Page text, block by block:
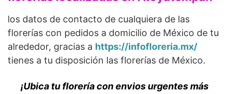
los datos de contacto de cualquiera de las
florerías con pedidos a domicilio de México de tu
alrededor, gracias a https://infofloreria.mx/
tienes a tu disposición las florerías de México.
¡Ubica tu florería con envios urgentes más